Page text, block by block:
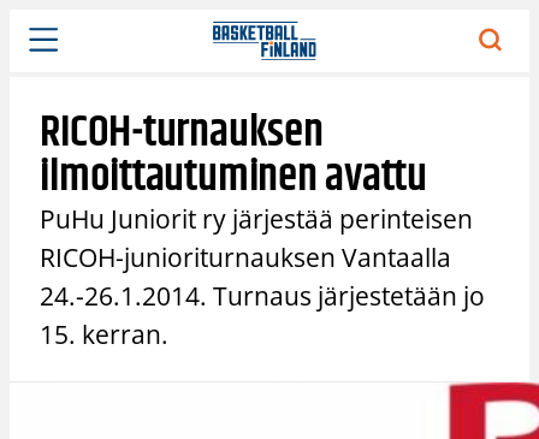
Siirry
sisältöön
RICOH-turnauksen
ilmoittautuminen avattu
PuHu Juniorit ry järjestää perinteisen
RICOH-junioriturnauksen Vantaalla
24.-26.1.2014. Turnaus järjestetään jo
15. kerran.